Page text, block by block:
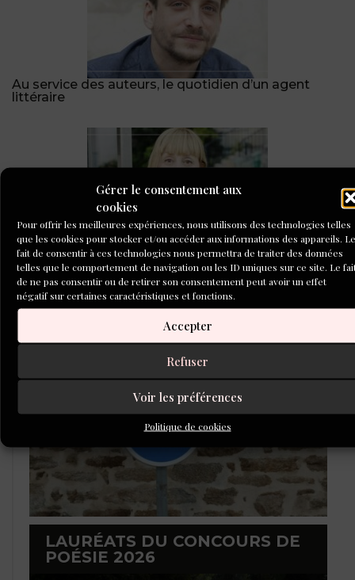
Gérer le consentement aux
cookies
Pour offrir les meilleures expériences, nous utilisons des technologies telles
que les cookies pour stocker et/ou accéder aux informations des appareils. Le
fait de consentir à ces technologies nous permettra de traiter des données
telles que le comportement de navigation ou les ID uniques sur ce site. Le
de ne pas consentir ou de retirer son consentement peut avoir un effet
négatif sur certaines caractéristiques et fonctions.
Accepter
Refuser
Voir les préférences
Politique de cookies
Au service des auteurs, le quotidien d’un agent
littéraire
Tenir un journal, une routine d’écriture féconde pour
Lola Lafon
CONCOURS DE NOUVELLES
LAURÉATS DU CONCOURS DE
POÉSIE 2026